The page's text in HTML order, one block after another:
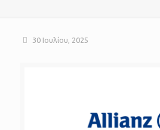
30 Ιουλίου, 2025